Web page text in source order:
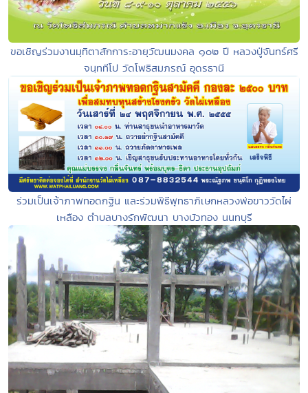
ขอเชิญร่วมงานมุทิตาสักการะอายุวัฒนมงคล ๑๐๒ ปี หลวงปู่จันทร์ศรี
จนฺททีโป วัดโพธิสมภรณ์ อุดรธานี
ร่วมเป็นเจ้าภาพทอดกฐิน และร่วมพิธีพุทธาภิเษกหลวงพ่อขาววัดไผ่
เหลือง ตำบลบางรักพัฒนา บางบัวทอง นนทบุรี